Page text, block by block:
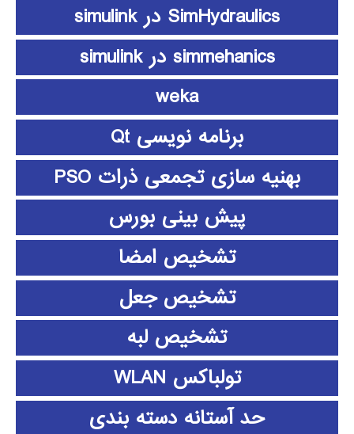
SimHydraulics در simulink
simmehanics در simulink
weka
برنامه نویسی Qt
بهنیه سازی تجمعی ذرات PSO
پیش بینی بورس
تشخیص امضا
تشخیص جعل
تشخیص لبه
تولباکس WLAN
حد آستانه دسته بندی